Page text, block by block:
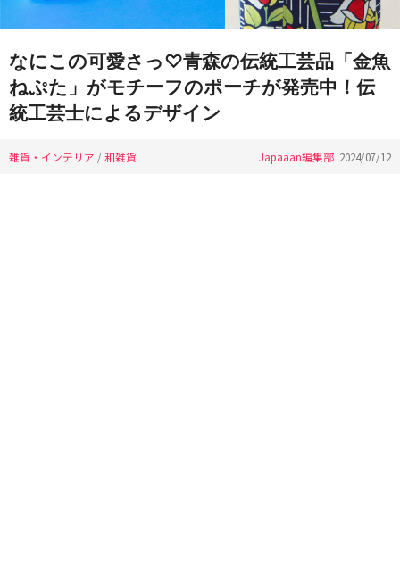
なにこの可愛さっ♡青森の伝統工芸品「金魚
ねぷた」がモチーフのポーチが発売中！伝
統工芸士によるデザイン
雑貨・インテリア /和雑貨 Japaaan編集部 2024/07/12